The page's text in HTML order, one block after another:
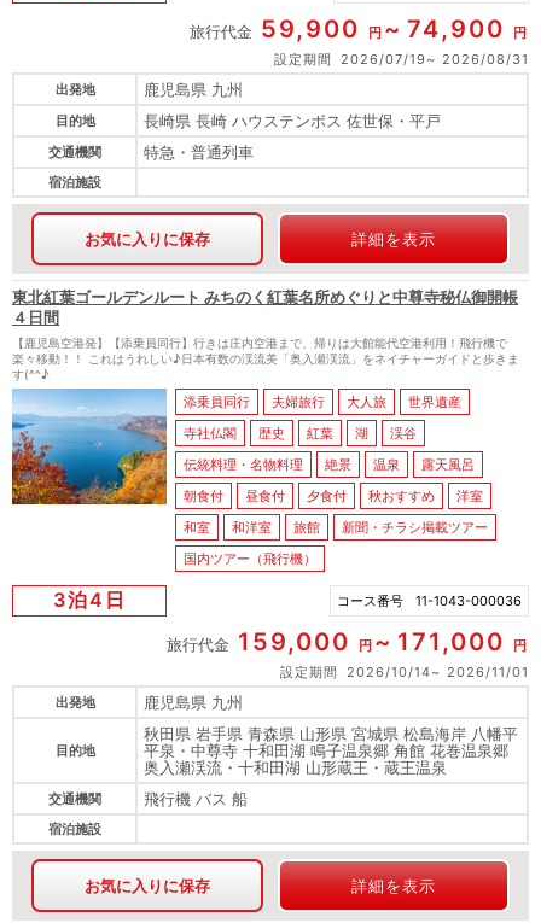
旅行代金 59,900 円 74,900
円
設定期間
2026/07/19
2026/08/31
出発地
鹿児島県 九州
目的地 長崎県 長崎 ハウステンボス 佐世保・平戸
交通機関 特急・普通列車
宿泊施設
お気に入りに保存 詳細を表示
東北紅葉ゴールデンルート みちのく紅葉名所めぐりと中尊寺秘仏御開帳
４日間
【鹿児島空港発】【添乗員同行】行きは庄内空港まで、帰りは大館能代空港利用！飛行機で
楽々移動！！ これはうれしい♪日本有数の渓流美「奥入瀬渓流」をネイチャーガイドと歩きま
す(^^♪
添乗員同行 夫婦旅行 大人旅
世界遺産
寺社仏閣
歴史 紅葉 湖
渓谷
伝統料理・名物料理
絶景 温泉
露天風呂
朝食付
昼食付 夕食付 秋おすすめ
洋室
和室
和洋室 旅館
新聞・チラシ掲載ツアー
国内ツアー（飛行機）
3泊4日 コース番号 11-1043-000036
旅行代金 159,000 円 171,000
円
設定期間
2026/10/14
2026/11/01
出発地
鹿児島県 九州
目的地
秋田県 岩手県 青森県 山形県 宮城県 松島海岸 八幡平
平泉・中尊寺 十和田湖 鳴子温泉郷 角館 花巻温泉郷
奥入瀬渓流・十和田湖 山形蔵王・蔵王温泉
交通機関 飛行機 バス 船
宿泊施設
お気に入りに保存 詳細を表示